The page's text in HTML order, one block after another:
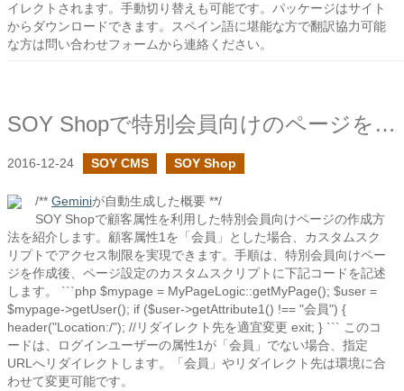
イレクトされます。手動切り替えも可能です。パッケージはサイト
からダウンロードできます。スペイン語に堪能な方で翻訳協力可能
な方は問い合わせフォームから連絡ください。
SOY Shopで特別会員向けのページを作成する
2016-12-24 SOY CMS SOY Shop
/** Geminiが自動生成した概要 **/
SOY Shopで顧客属性を利用した特別会員向けページの作成方
法を紹介します。顧客属性1を「会員」とした場合、カスタムスク
リプトでアクセス制限を実現できます。手順は、特別会員向けペー
ジを作成後、ページ設定のカスタムスクリプトに下記コードを記述
します。 ```php $mypage = MyPageLogic::getMyPage(); $user =
$mypage->getUser(); if ($user->getAttribute1() !== "会員") {
header("Location:/"); //リダイレクト先を適宜変更 exit; } ``` このコ
ードは、ログインユーザーの属性1が「会員」でない場合、指定
URLへリダイレクトします。「会員」やリダイレクト先は環境に合
わせて変更可能です。